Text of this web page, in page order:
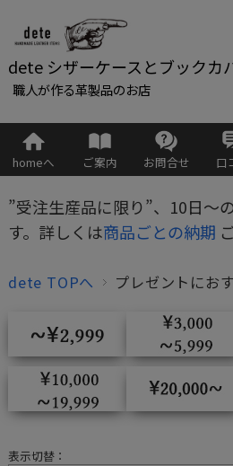
dete シザーケースとブックカ
職人が作る革製品のお店
homeへ ご案内 お問合せ 口
”受注生産品に限り”、10日～
す。詳しくは商品ごとの納期
dete TOPへ プレゼントにお
表示切替：